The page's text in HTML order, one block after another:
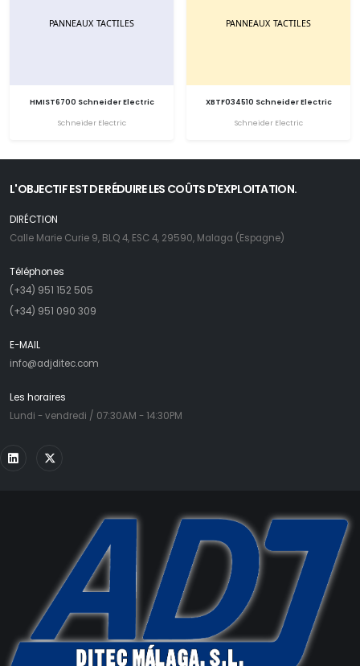
HMIST6700 Schneider Electric
Schneider Electric
XBTF034510 Schneider Electric
Schneider Electric
L'OBJECTIF EST DE RÉDUIRE LES COÛTS D'EXPLOITATION.
DIRÉCTION
Calle Marie Curie 9, BLQ 4, ESC 4, 29590, Malaga (Espagne)
Téléphones
(+34) 951 152 505
(+34) 951 090 309
E-MAIL
info@adjditec.com
Les horaires
Lundi - vendredi / 07:30AM - 14:30PM